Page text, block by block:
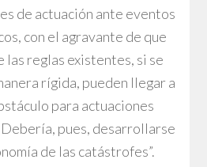
de actuación ante eventos
con el agravante de que
las reglas existentes, si se
rígida, pueden llegar a
para actuaciones
pues, desarrollarse
de las catástrofes”.